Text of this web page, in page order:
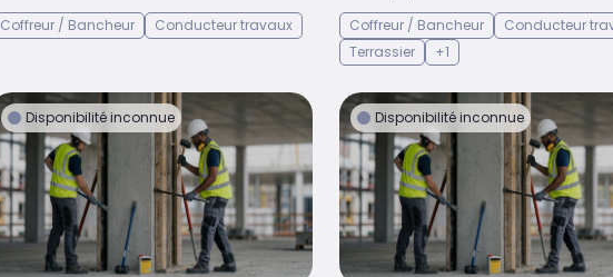
Coffreur / Bancheur
Conducteur travaux
Coffreur / Bancheur
Conducteur
Terrassier
+1
Disponibilité inconnue Disponibilité inconnue